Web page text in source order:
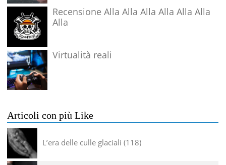
Recensione Alla Alla Alla Alla Alla Alla
Alla
Virtualità reali
Articoli con più Like
L’era delle culle glaciali 118